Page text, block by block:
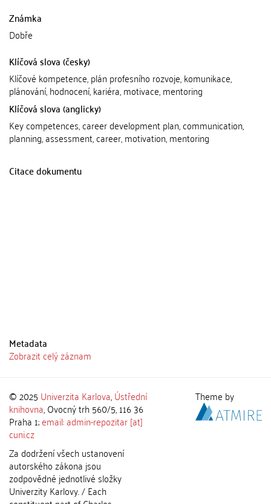
Známka
Dobře
Klíčová slova (česky)
Klíčové kompetence, plán profesního rozvoje, komunikace,
plánování, hodnocení, kariéra, motivace, mentoring
Klíčová slova (anglicky)
Key competences, career development plan, communication,
planning, assessment, career, motivation, mentoring
Citace dokumentu
Metadata
Zobrazit celý záznam
© 2025 Univerzita Karlova,Ústřední
knihovna, Ovocný trh 560/5, 116 36
Praha 1;email: admin-repozitar [at]
cuni.cz
Za dodržení všech ustanovení
autorského zákona jsou
zodpovědné jednotlivé složky
Univerzity Karlovy. / Each
Theme by